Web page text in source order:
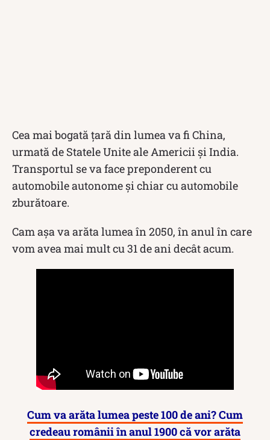
Cea mai bogată țară din lumea va fi China,
urmată de Statele Unite ale Americii și India.
Transportul se va face preponderent cu
automobile autonome și chiar cu automobile
zburătoare.
Cam așa va arăta lumea în 2050, în anul în care
vom avea mai mult cu 31 de ani decât acum.
Cum va arăta lumea peste 100 de ani? Cum
credeau românii în anul 1900 că vor arăta